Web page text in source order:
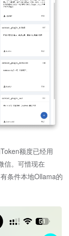
额度已经用
信。可惜现在
条件本地Ollama的